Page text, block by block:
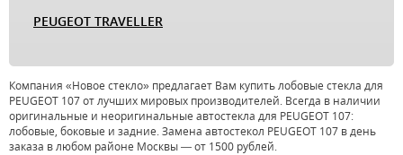
PEUGEOT TRAVELLER
Компания «Новое стекло» предлагает Вам купить лобовые стекла для
PEUGEOT 107 от лучших мировых производителей. Всегда в наличии
оригинальные и неоригинальные автостекла для PEUGEOT 107:
лобовые, боковые и задние. Замена автостекол PEUGEOT 107 в день
заказа в любом районе Москвы — от 1500 рублей.